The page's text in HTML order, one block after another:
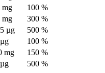
mg
100 %
mg
300 %
µg
500 %
100 %
mg
150 %
500 %